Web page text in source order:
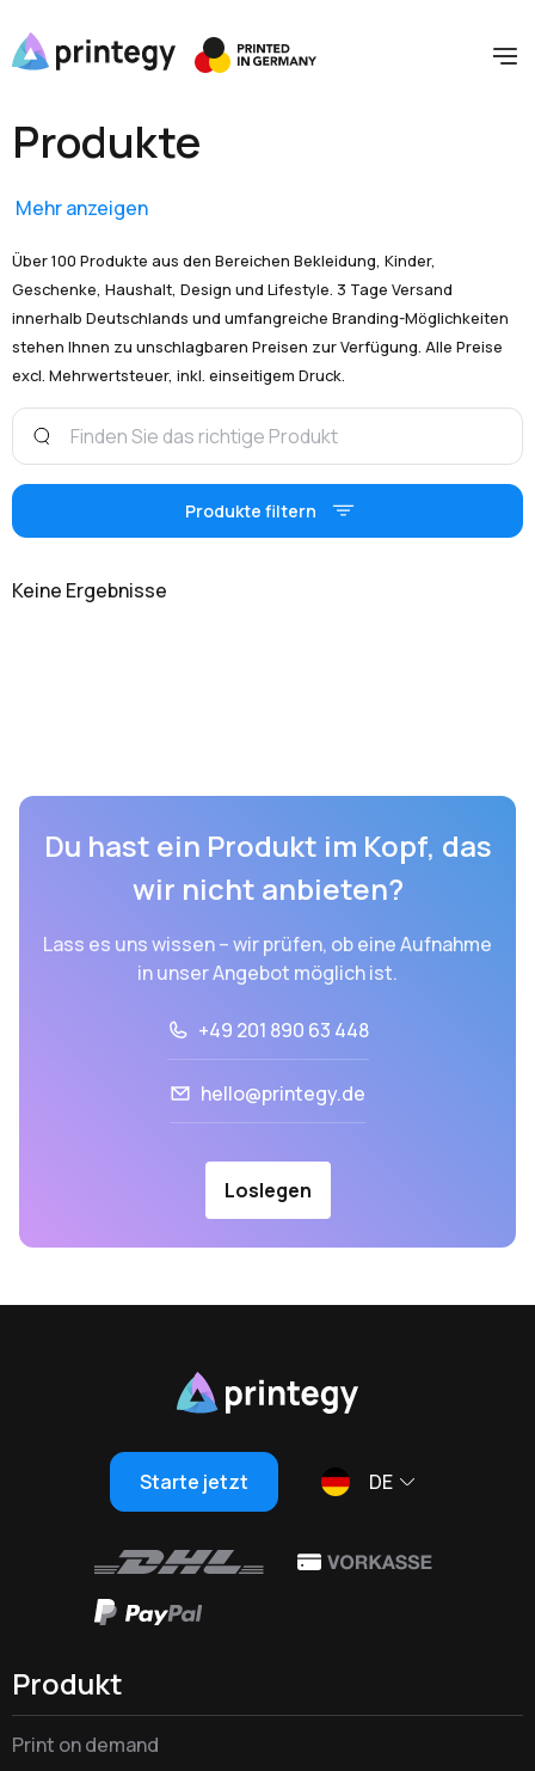
Produkte
Mehr anzeigen
Über 100 Produkte aus den Bereichen Bekleidung, Kinder,
Geschenke, Haushalt, Design und Lifestyle. 3 Tage Versand
innerhalb Deutschlands und umfangreiche Branding-Möglichkeiten
stehen Ihnen zu unschlagbaren Preisen zur Verfügung. Alle Preise
excl. Mehrwertsteuer, inkl. einseitigem Druck.
Produkte filtern
Keine Ergebnisse
Du hast ein Produkt im Kopf, das
wir nicht anbieten?
Lass es uns wissen – wir prüfen, ob eine Aufnahme
in unser Angebot möglich ist.
+49 201 890 63 448
hello@printegy.de
Loslegen
Starte jetzt DE
Produkt
Print on demand